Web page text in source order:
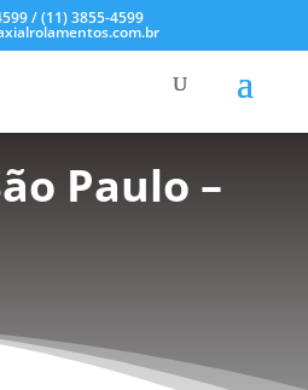
/ (11) 3855-4599
Inox no
Paulo –